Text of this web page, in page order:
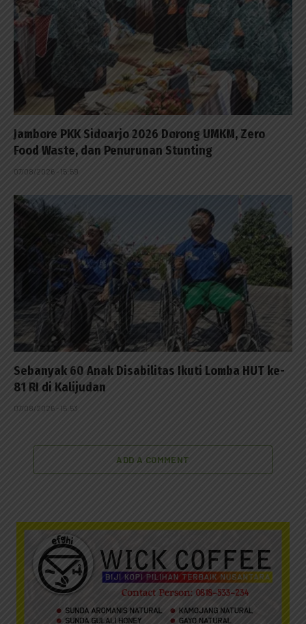
Jambore PKK Sidoarjo 2026 Dorong UMKM, Zero
Food Waste, dan Penurunan Stunting
07/08/2026 - 15:59
Sebanyak 60 Anak Disabilitas Ikuti Lomba HUT ke-
81 RI di Kalijudan
07/08/2026 - 15:53
ADD A COMMENT